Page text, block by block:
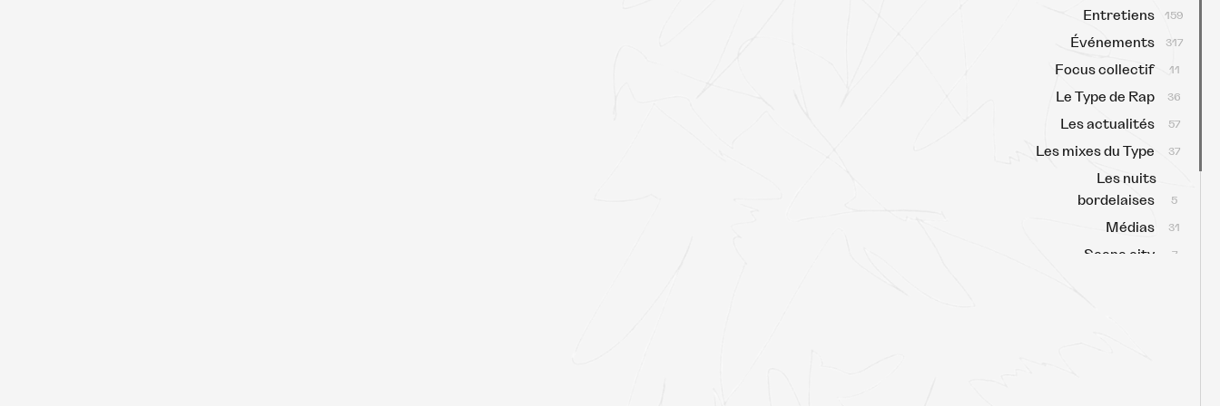
Entretiens 159
Événements 317
Focus collectif 11
Le Type de Rap 36
Les actualités 57
Les mixes du Type 37
Les nuits
bordelaises
5
Médias 31
Scene city 7